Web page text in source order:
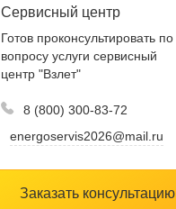
Сервисный центр
Готов проконсультировать по
вопросу услуги сервисный
центр "Взлет"
8 (800) 300-83-72
energoservis2026@mail.ru
Заказать консультацию